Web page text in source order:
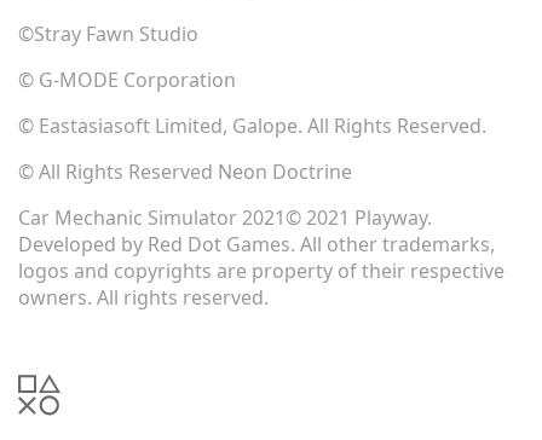
©Stray Fawn Studio
© G-MODE Corporation
© Eastasiasoft Limited, Galope. All Rights Reserved.
© All Rights Reserved Neon Doctrine
Car Mechanic Simulator 2021© 2021 Playway.
Developed by Red Dot Games. All other trademarks,
logos and copyrights are property of their respective
owners. All rights reserved.